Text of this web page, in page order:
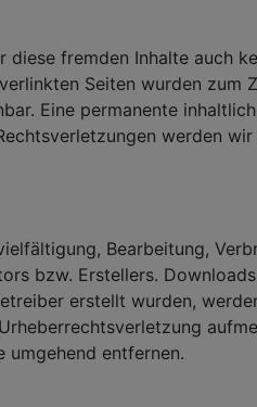
fremden Inhalte auch
Seiten wurden zum
Eine permanente
werden
Bearbeitung,
bzw. Erstellers.
erstellt wurden,
umgehend entfernen.